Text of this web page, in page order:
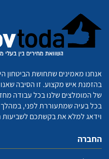
אנחנו מאמינים שתחושת הביטחון
בהזמנת איש מקצוע. זו הסיבה
של המומלצים שלנו בכל עבודה
בכל בעיה שמתעוררת לפני,
וידאג למלא את בקשתכם לשביעות
החברה